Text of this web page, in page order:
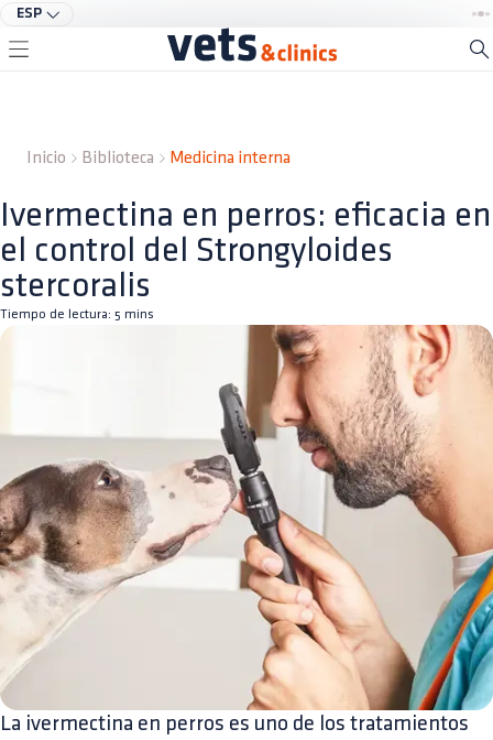
ESP
Inicio Biblioteca Medicina interna
Ivermectina en perros: eficacia en
el control del Strongyloides
stercoralis
Tiempo de lectura: 5 mins
La ivermectina en perros es uno de los tratamientos